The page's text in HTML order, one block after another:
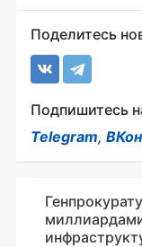
Поделитесь
Подпишитесь
Telegram,